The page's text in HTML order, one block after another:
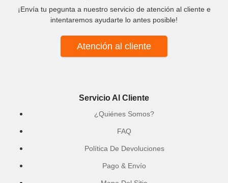
¡Envía tu pegunta a nuestro servicio de atención al cliente e
intentaremos ayudarte lo antes posible!
Atención al cliente
Servicio Al Cliente
¿Quiénes Somos?
FAQ
Política De Devoluciones
Pago & Envío